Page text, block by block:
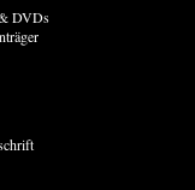
DVDs